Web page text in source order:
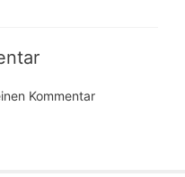
Kommentar